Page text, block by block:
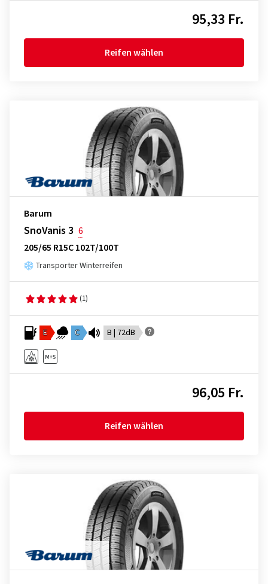
95,33 Fr.
Reifen wählen
Barum
SnoVanis 3 6
205/65 R15C 102T/100T
Transporter Winterreifen
(1)
E C B | 72dB
96,05 Fr.
Reifen wählen